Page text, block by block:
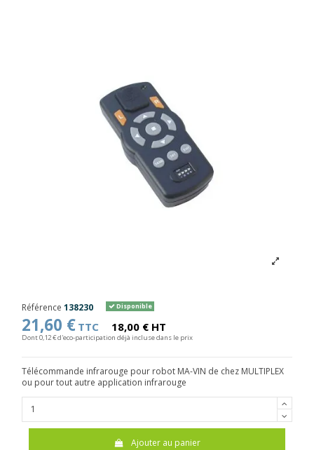
Référence 138230 Disponible
21,60 € TTC 18,00 € HT
Dont 0,12 € d'eco-participation déjà incluse dans le prix
Télécommande infrarouge pour robot MA-VIN de chez MULTIPLEX
ou pour tout autre application infrarouge
Ajouter au panier